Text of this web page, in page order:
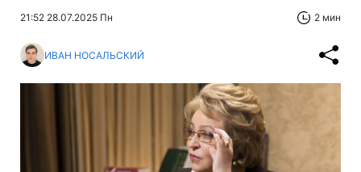
21:52 28.07.2025 Пн 2 мин
ИВАН НОСАЛЬСКИЙ